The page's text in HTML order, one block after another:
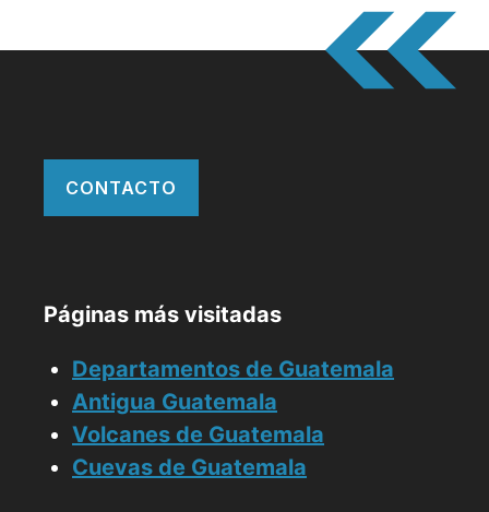
CONTACTO
Páginas más visitadas
Departamentos de Guatemala
Antigua Guatemala
Volcanes de Guatemala
Cuevas de Guatemala